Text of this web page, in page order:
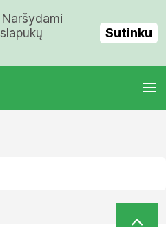
Sutinku